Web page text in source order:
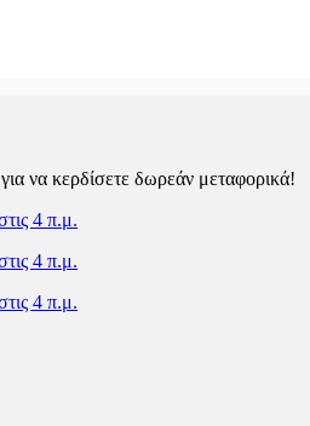
για να κερδίσετε δωρεάν μεταφορικά!